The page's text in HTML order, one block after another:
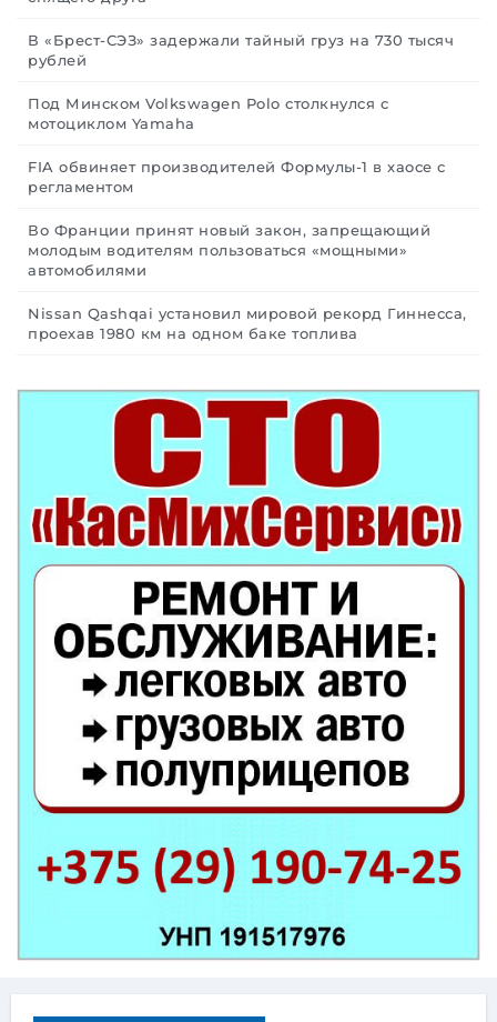
В «Брест-СЭЗ» задержали тайный груз на 730 тысяч
рублей
Под Минском Volkswagen Polo столкнулся с
мотоциклом Yamaha
FIA обвиняет производителей Формулы-1 в хаосе с
регламентом
Во Франции принят новый закон, запрещающий
молодым водителям пользоваться «мощными»
автомобилями
Nissan Qashqai установил мировой рекорд Гиннесса,
проехав 1980 км на одном баке топлива